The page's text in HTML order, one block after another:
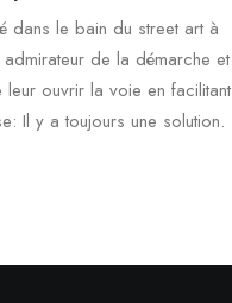
dans le bain du street art à
de la démarche et
ouvrir la voie en facilitant
Il y a toujours une solution.